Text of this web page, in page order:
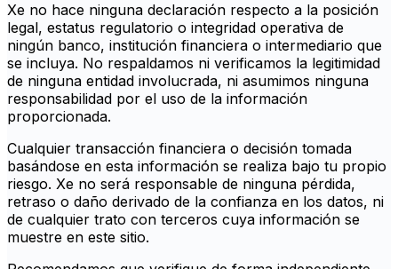
Xe no hace ninguna declaración respecto a la posición
legal, estatus regulatorio o integridad operativa de
ningún banco, institución financiera o intermediario que
se incluya. No respaldamos ni verificamos la legitimidad
de ninguna entidad involucrada, ni asumimos ninguna
responsabilidad por el uso de la información
proporcionada.
Cualquier transacción financiera o decisión tomada
basándose en esta información se realiza bajo tu propio
riesgo. Xe no será responsable de ninguna pérdida,
retraso o daño derivado de la confianza en los datos, ni
de cualquier trato con terceros cuya información se
muestre en este sitio.